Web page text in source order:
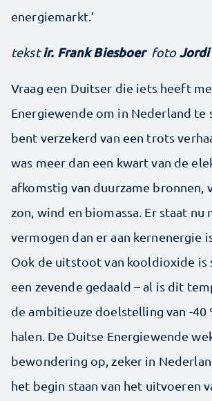
energiemarkt.’
tekstir. Frank Biesboerfoto Jordi
Vraag een Duitser die iets heeft
Energiewende om in Nederland te
bent verzekerd van een trots
was meer dan een kwart van de
afkomstig van duurzame bronnen,
zon, wind en biomassa. Er staat nu
vermogen dan er aan kernenergie
Ook de uitstoot van kooldioxide is
een zevende gedaald – al is dit
de ambitieuze doelstelling van -40
halen. De Duitse Energiewende
bewondering op, zeker in
het begin staan van het uitvoeren